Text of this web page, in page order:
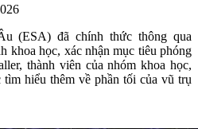
(ESA) đã chính thức thông qua
khoa học, xác nhận mục tiêu phóng
thành viên của nhóm khoa học,
hiểu thêm về phần tối của vũ trụ